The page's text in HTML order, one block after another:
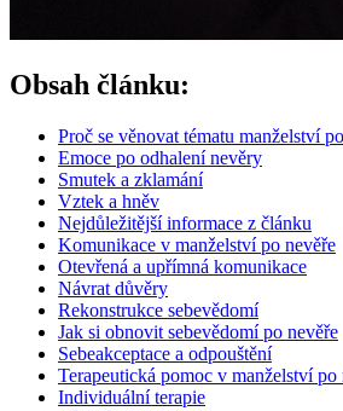
Obsah článku:
Proč se věnovat tématu manželství
Emoce po odhalení nevěry
Smutek a zklamání
Vztek a hněv
Nejdůležitější informace z článku
Komunikace v manželství po nevěře
Otevřená a upřímná komunikace
Návrat důvěry
Rekonstrukce sebevědomí
Jak si obnovit sebevědomí po nevěře
Sebeakceptace a odpouštění
Terapeutická pomoc v manželství po
Individuální terapie